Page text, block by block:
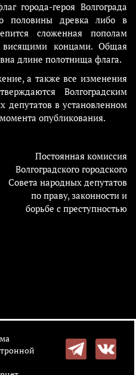
города-героя Волгограда
половины древка либо в
сложенная пополам
висящими концами. Общая
длине полотнища флага.
а также все изменения
Волгоградским
депутатов в установленном
опубликования.
Постоянная комиссия
Волгоградского городского
Совета народных депутатов
по праву, законности и
борьбе с преступностью